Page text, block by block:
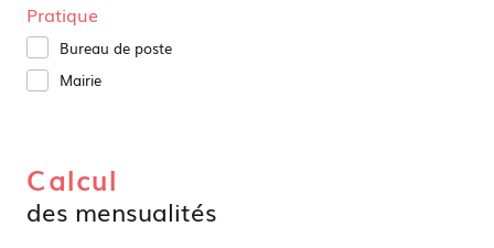
Pratique
Bureau de poste
Mairie
Calcul
des mensualités